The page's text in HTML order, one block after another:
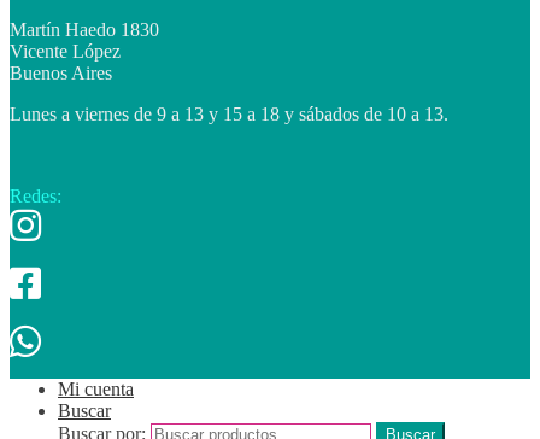
Martín Haedo 1830
Vicente López
Buenos Aires
Lunes a viernes de 9 a 13 y 15 a 18 y sábados de 10 a 13.
Redes:
Mi cuenta
Buscar
Buscar por:
Buscar